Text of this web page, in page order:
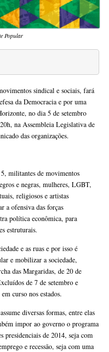
Popular
sindical e sociais, fará
da Democracia e por uma
no dia 5 de setembro
na Assembleia Legislativa de
das organizações.
militantes de movimentos
e negras, mulheres, LGBT,
religiosos e artistas
a ofensiva das forças
política econômica, para
estruturais.
e as ruas e por isso é
e mobilizar a sociedade,
das Margaridas, de 20 de
de 7 de setembro e
curso nos estados.
diversas formas, entre elas
impor ao governo o programa
presidenciais de 2014, seja com
e recessão, seja com uma